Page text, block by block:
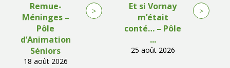
Remue-
Méninges –
Pôle
d’Animation
Séniors
18 août 2026
>
Et si Vornay
m’était
conté… – Pôle
...
25 août 2026
>